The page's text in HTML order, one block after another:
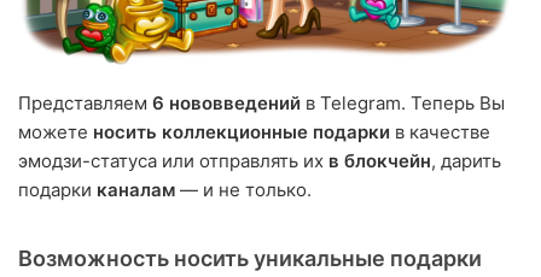
Представляем 6 нововведений в Telegram. Теперь Вы
можете носить коллекционные подарки в качестве
эмодзи-статуса или отправлять их в блокчейн, дарить
подарки каналам — и не только.
Возможность носить уникальные подарки